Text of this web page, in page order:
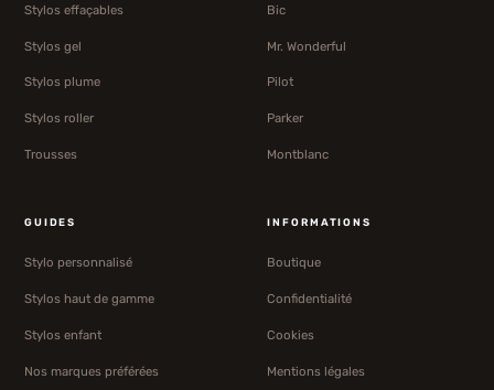
Stylos effaçables
Stylos gel
Stylos plume
Stylos roller
Trousses
Bic
Mr. Wonderful
Pilot
Parker
Montblanc
GUIDES
Stylo personnalisé
Stylos haut de gamme
Stylos enfant
Nos marques préférées
INFORMATIONS
Boutique
Confidentialité
Cookies
Mentions légales